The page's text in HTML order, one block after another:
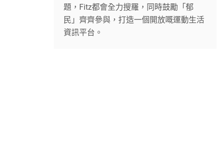
題，Fitz都會全力搜羅，同時鼓勵「郁
民」齊齊參與，打造一個開放嘅運動生活
資訊平台。